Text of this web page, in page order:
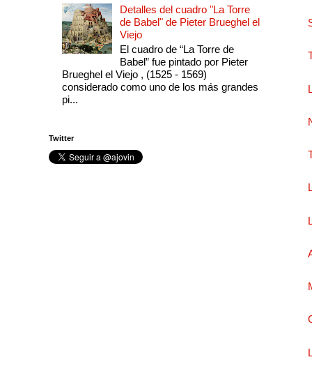
Detalles del cuadro "La Torre
de Babel" de Pieter Brueghel el
Viejo
El cuadro de “La Torre de
Babel” fue pintado por Pieter
Brueghel el Viejo , (1525 - 1569)
considerado como uno de los más grandes
pi...
Twitter